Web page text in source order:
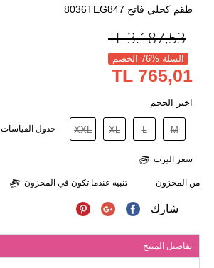
طقم كحلي فاتح 8036TEG847
3.187,53
TL
السلة %76 الخصم
765,01 TL
اختر الحجم
M
L
XL
XXL جدول القياسات
سعر اليرت
من المخزون تنبيه عندما تكون في المخزون
شارك
تفاصيل المنتج